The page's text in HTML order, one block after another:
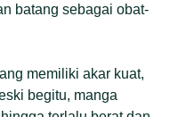
batang sebagai obat-
memiliki akar kuat,
begitu, manga